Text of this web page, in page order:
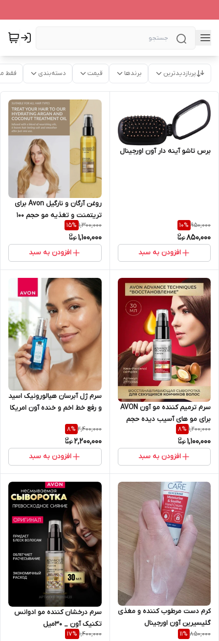
پربازدیدترین برندها قیمت دسته‌بندی فقط
برس تاشو آینه دار آون اورجینال
950,000
10%
850,000
افزودن به سبد
روغن آرگان و نارگیل Avon برای
تریتمنت و تغذیه مو حجم 100
میلی لیتر اورجینال
1,300,000
15%
1,100,000
افزودن به سبد
سرم ترمیم کننده مو آون AVON
برای مو های آسیب دیده حجم
30 میل
1,200,000
8%
1,100,000
افزودن به سبد
سرم ژل آبرسان هیالورونیک اسید
و رفع خط اخم و خنده آون امریکا
2,400,000
8%
2,200,000
افزودن به سبد
کرم دست مرطوب کننده و مغذی
گلیسیرین آون اورجینال
850,000
11%
سرم درخشان کننده مو ادوانس
تکنیک آون _ 30میل
1,400,000
17%